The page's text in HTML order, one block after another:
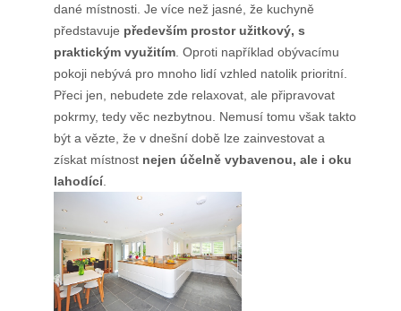
Sport
Web
Zvířata
dané místnosti. Je více než jasné, že kuchyně
představuje především prostor užitkový, s
praktickým využitím . Oproti například obývacímu
pokoji nebývá pro mnoho lidí vzhled natolik prioritní.
Přeci jen, nebudete zde relaxovat, ale připravovat
pokrmy, tedy věc nezbytnou. Nemusí tomu však takto
být a vězte, že v dnešní době lze zainvestovat a
získat místnost nejen účelně vybavenou, ale i oku
lahodící.